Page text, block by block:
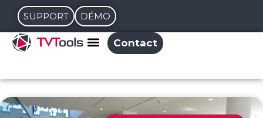
SUPPORT DÉMO
Contact